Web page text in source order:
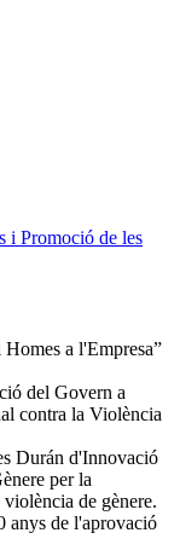
a l'Empresa”
del Govern a
contra la Violència
Durán d'Innovació
per la
de gènere.
anys de l'aprovació